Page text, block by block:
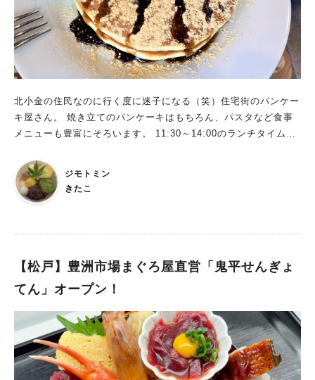
北小金の住民なのに行く度に迷子になる（笑）住宅街のパンケー
キ屋さん。 焼き立てのパンケーキはもちろん、パスタなど食事
メニューも豊富にそろいます。 11:30～14:00のランチタイム
ク＋100円のミニサラダが、なんと750円で味わえるんです。
ジモトミン
きたこ
【松戸】豊洲市場まぐろ屋直営「鬼平せんぎょ
てん」オープン！